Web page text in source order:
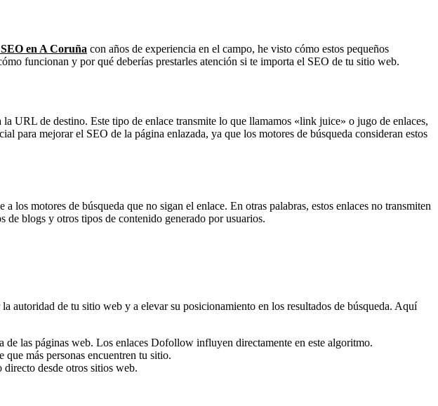
en A Coruña con años de experiencia en el campo, he visto cómo estos pequeños
funcionan y por qué deberías prestarles atención si te importa el SEO de tu sitio web.
URL de destino. Este tipo de enlace transmite lo que llamamos «link juice» o jugo de enlaces,
para mejorar el SEO de la página enlazada, ya que los motores de búsqueda consideran estos
motores de búsqueda que no sigan el enlace. En otras palabras, estos enlaces no transmiten
blogs y otros tipos de contenido generado por usuarios.
autoridad de tu sitio web y a elevar su posicionamiento en los resultados de búsqueda. Aquí
las páginas web. Los enlaces Dofollow influyen directamente en este algoritmo.
más personas encuentren tu sitio.
desde otros sitios web.